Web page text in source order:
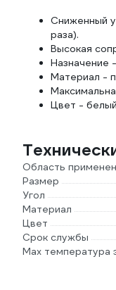
​​​​​​Сниженный
раза).
Высокая
Назначение
Материал -
Цвет -
Область
Размер
Угол
Материал
Цвет
Срок службы
Max температура